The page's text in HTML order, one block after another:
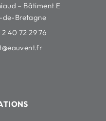
– Bâtiment E
de-Bretagne
40 72 29 76